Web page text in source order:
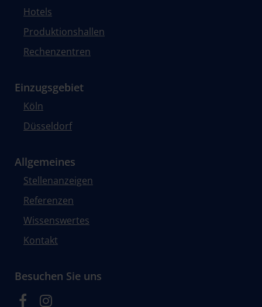
Hotels
Produktionshallen
Rechenzentren
Einzugsgebiet
Köln
Düsseldorf
Allgemeines
Stellenanzeigen
Referenzen
Wissenswertes
Kontakt
Besuchen Sie uns